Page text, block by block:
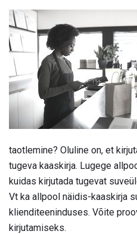
taotlemine? Oluline on, et
tugeva kaaskirja. Lugege
kuidas kirjutada tugevat
Vt ka allpool näidis-kaaskirja
klienditeeninduses. Võite
kirjutamiseks.